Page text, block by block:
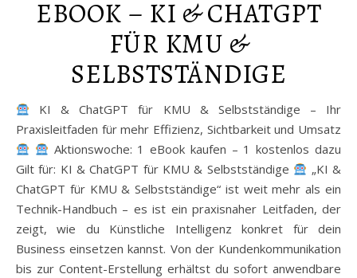
EBOOK – KI & CHATGPT
FÜR KMU &
SELBSTSTÄNDIGE
KI & ChatGPT für KMU & Selbstständige – Ihr
Praxisleitfaden für mehr Effizienz, Sichtbarkeit und Umsatz
Aktionswoche: 1 eBook kaufen – 1 kostenlos dazu
Gilt für: KI & ChatGPT für KMU & Selbstständige
„KI &
ChatGPT für KMU & Selbstständige“ ist weit mehr als ein
Technik-Handbuch – es ist ein praxisnaher Leitfaden, der
zeigt, wie du Künstliche Intelligenz konkret für dein
Business einsetzen kannst. Von der Kundenkommunikation
bis zur Content-Erstellung erhältst du sofort anwendbare